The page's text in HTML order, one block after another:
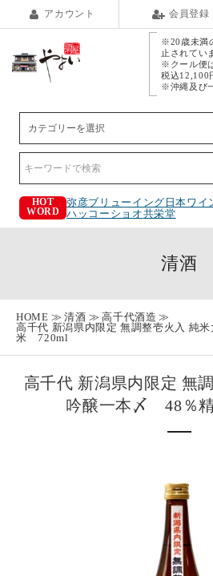
アカウント 会員登録
※20歳未満
止されてい
※クール便
税込12,100
※沖縄及び
HOT
WORD
弥彦ブリューイング 日本ワイ
ハッコーショオ共栄堂
清酒
HOME 清酒
高千代酒造
高千代 新潟県内限定 無調整壱火入 純
米 720ml
高千代 新潟県内限定 無
吟醸一本〆 48％